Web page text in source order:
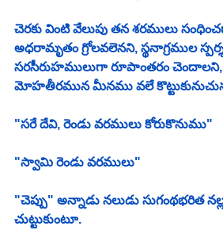
చెరకు వింటి వేలుపు తన శరములు
అధరామృతం గ్రోలవలెనని, స్థనాగ్రముల
సరసీరుహములుగా రూపాంతరం చెందాలని,
మోహతీరమున మీనము వలే
"సరే దేవి, రెండు వరములు కోరుకొనుము"
"స్వామి రెండు వరములు"
"చెప్పు" అన్నాడు నలుడు సుగంథభరిత
చుట్టుకుంటూ.